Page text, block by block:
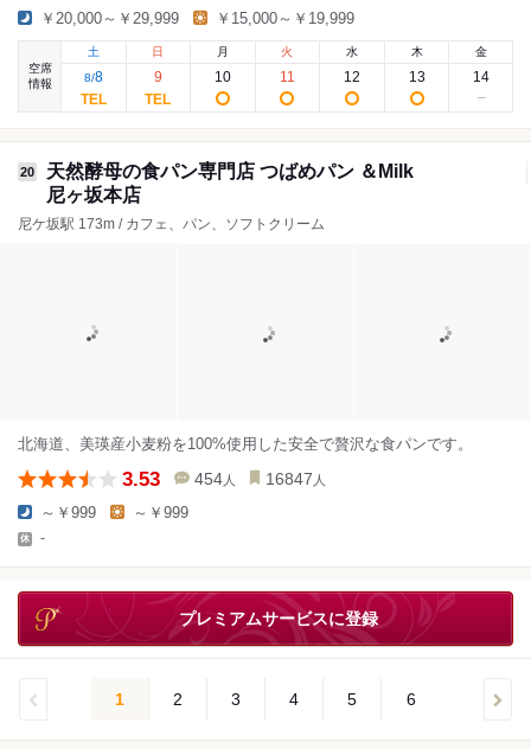
￥20,000～￥29,999 ￥15,000～￥19,999
空席
情報
土
8/8
日
9
月
10
火
11
水
12
木
13
金
14
20
天然酵母の食パン専門店 つばめパン ＆Milk
尼ヶ坂本店
尼ケ坂駅 173m / カフェ、パン、ソフトクリーム
北海道、美瑛産小麦粉を100%使用した安全で贅沢な食パンです。
3.53 454 人 16847 人
～￥999 ～￥999
-
プレミアムサービスに登録
1 2 3 4 5 6